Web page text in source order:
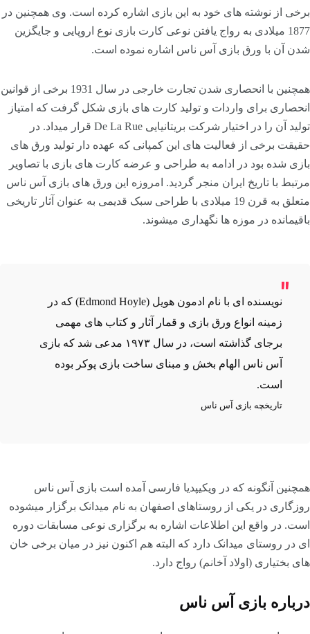
برخی از نوشته های خود به این بازی اشاره کرده است. وی همچنین در
1877 میلادی به رواج یافتن نوعی کارت بازی نوع اروپایی و جایگزین
شدن آن با ورق بازی آس ناس اشاره نموده است.
همچنین با انحصاری شدن تجارت خارجی در سال 1931 برخی از قوانین
انحصاری برای واردات و تولید کارت های بازی شکل گرفت که امتیاز
تولید آن را در اختیار شرکت بریتانیایی De La Rue قرار میداد. در
حقیقت برخی از فعالیت های این کمپانی که عهده دار تولید ورق های
بازی شده بود در ادامه به طراحی و عرضه کارت های بازی با تصاویر
مرتبط با تاریخ ایران منجر گردید. امروزه این ورق های بازی آس ناس
متعلق به قرن 19 میلادی با طراحی سبک قدیمی به عنوان آثار تاریخی
باقیمانده در موزه ها نگهداری میشوند.
نویسنده ای با نام ادمون هویل (Edmond Hoyle) که در
زمینه انواع ورق بازی و قمار آثار و کتاب های مهمی
برجای گذاشته است، در سال ۱۹۷۳ مدعی شد که بازی
آس ناس الهام بخش و مبنای ساخت بازی پوکر بوده
است.
تاریخچه بازی آس ناس
همچنین آنگونه که در ویکیپدیا فارسی آمده است بازی آس ناس
روزگاری در یکی از روستاهای اصفهان به نام میدانک برگزار میشوده
است. در واقع این اطلاعات اشاره به برگزاری نوعی مسابقات دوره
ای در روستای میدانک دارد که البته هم اکنون نیز در میان برخی خان
های بختیاری (اولاد آخانم) رواج دارد.
درباره بازی آس ناس